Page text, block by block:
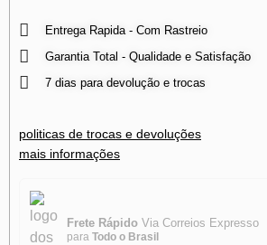
Entrega Rapida - Com Rastreio
Garantia Total - Qualidade e Satisfação
7 dias para devolução e trocas
politicas de trocas e devoluções
mais informações
Frete Rápido Via Correios Expresso
para Todo o Brasil